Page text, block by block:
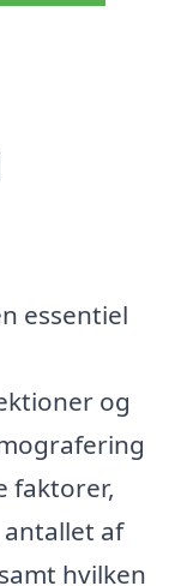
essentiel
og
faktorer,
af
hvilken